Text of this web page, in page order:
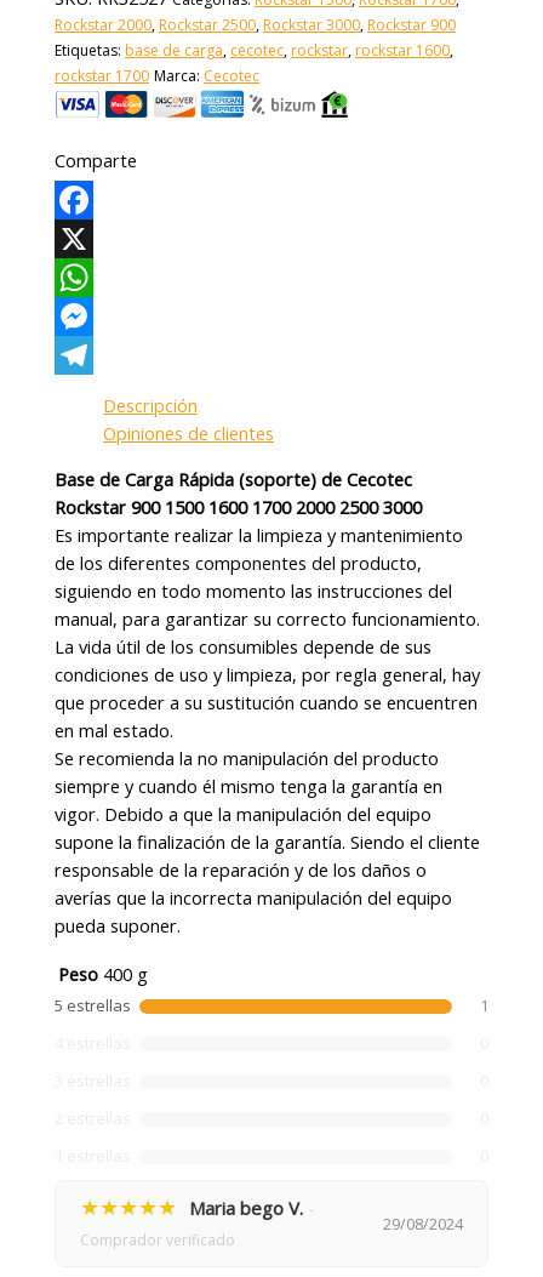
Rockstar 2000, Rockstar 2500, Rockstar 3000, Rockstar 900
Etiquetas: base de carga, cecotec, rockstar, rockstar 1600,
rockstar 1700 Marca: Cecotec
Comparte
Facebook
X
WhatsApp
Messenger
Descripción
Opiniones de clientes
Base de Carga Rápida (soporte) de Cecotec
Rockstar 900 1500 1600 1700 2000 2500 3000
Es importante realizar la limpieza y mantenimiento
de los diferentes componentes del producto,
siguiendo en todo momento las instrucciones del
manual, para garantizar su correcto funcionamiento.
La vida útil de los consumibles depende de sus
condiciones de uso y limpieza, por regla general, hay
que proceder a su sustitución cuando se encuentren
en mal estado.
Se recomienda la no manipulación del producto
siempre y cuando él mismo tenga la garantía en
vigor. Debido a que la manipulación del equipo
supone la finalización de la garantía. Siendo el cliente
responsable de la reparación y de los daños o
averías que la incorrecta manipulación del equipo
pueda suponer.
Peso 400 g
5 estrellas
1
★★★★★ Maria bego V. -
Comprador verificado
29/08/2024